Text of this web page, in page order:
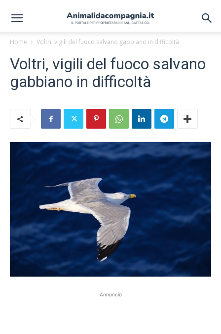
Home Voltri, vigili del fuoco salvano gabbiano in difficoltà
Voltri, vigili del fuoco salvano
gabbiano in difficoltà
Annuncio